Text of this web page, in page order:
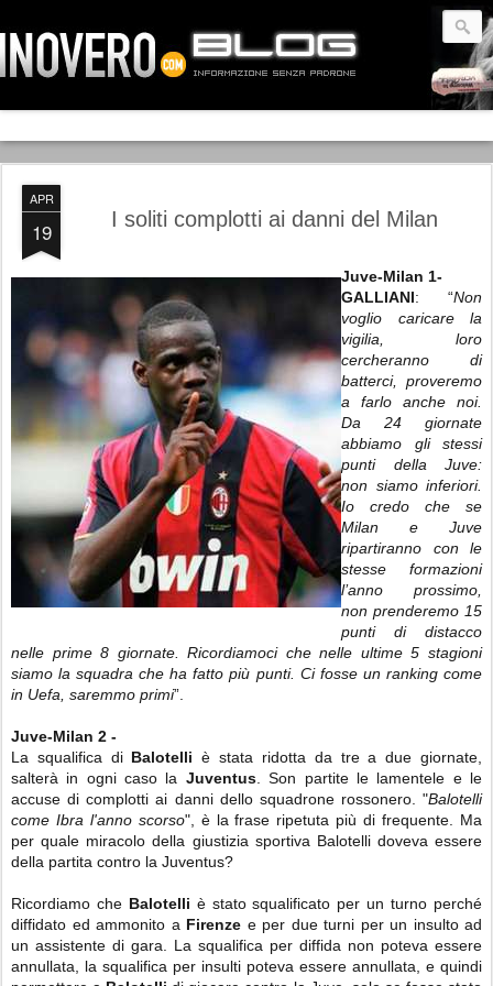
APR
19 I soliti complotti ai danni del Milan
Juve-Milan 1-
GALLIANI: “Non
voglio caricare la
vigilia, loro
cercheranno di
batterci, proveremo
a farlo anche noi.
Da 24 giornate
abbiamo gli stessi
punti della Juve:
non siamo inferiori.
Io credo che se
Milan e Juve
ripartiranno con le
stesse formazioni
l’anno prossimo,
non prenderemo 15
punti di distacco
nelle prime 8 giornate. Ricordiamoci che nelle ultime 5 stagioni
siamo la squadra che ha fatto più punti. Ci fosse un ranking come
in Uefa, saremmo primi”.
Juve-Milan 2 -
La squalifica di Balotelli è stata ridotta da tre a due giornate,
salterà in ogni caso la Juventus. Son partite le lamentele e le
accuse di complotti ai danni dello squadrone rossonero. "Balotelli
come Ibra l'anno scorso", è la frase ripetuta più di frequente. Ma
per quale miracolo della giustizia sportiva Balotelli doveva essere
della partita contro la Juventus?
Ricordiamo che Balotelli è stato squalificato per un turno perché
diffidato ed ammonito a Firenze e per due turni per un insulto ad
un assistente di gara. La squalifica per diffida non poteva essere
annullata, la squalifica per insulti poteva essere annullata, e quindi